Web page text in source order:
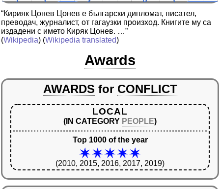
“Кирияк Цонев Цонев е български дипломат, писател,
преводач, журналист, от гагаузки произход. Книгите му са
издадени с името Киряк Цонев. …”
(Wikipedia) (Wikipedia translated)
Awards
AWARDS for CONFLICT
LOCAL
(IN CATEGORY PEOPLE)
Top 1000 of the year
(2010, 2015, 2016, 2017, 2019)